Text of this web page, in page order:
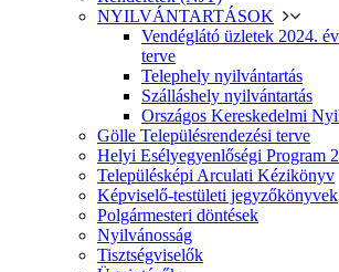
NYILVÁNTARTÁSOK
Vendéglátó üzletek 2024.
terve
Telephely nyilvántartás
Szálláshely nyilvántartás
Országos Kereskedelmi
Gölle Településrendezési terve
Helyi Esélyegyenlőségi Program
Településképi Arculati Kézikönyv
Képviselő-testületi jegyzőkönyvek
Polgármesteri döntések
Nyilvánosság
Tisztségviselők